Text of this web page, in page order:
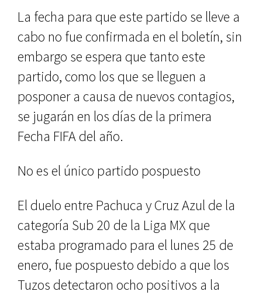
La fecha para que este partido se lleve a
cabo no fue confirmada en el boletín, sin
embargo se espera que tanto este
partido, como los que se lleguen a
posponer a causa de nuevos contagios,
se jugarán en los días de la primera
Fecha FIFA del año.
No es el único partido pospuesto
El duelo entre Pachuca y Cruz Azul de la
categoría Sub 20 de la Liga MX que
estaba programado para el lunes 25 de
enero, fue pospuesto debido a que los
Tuzos detectaron ocho positivos a la